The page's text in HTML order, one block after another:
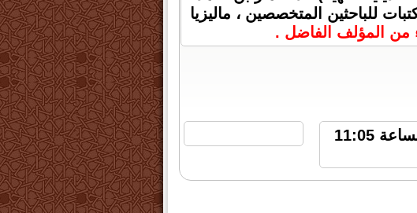
للباحثين المتخصصين ، ماليزيا
من المؤلف الفاضل .
المشاهدات : 4236 | الاحد 30 مارس 2025 الساعة 11:05